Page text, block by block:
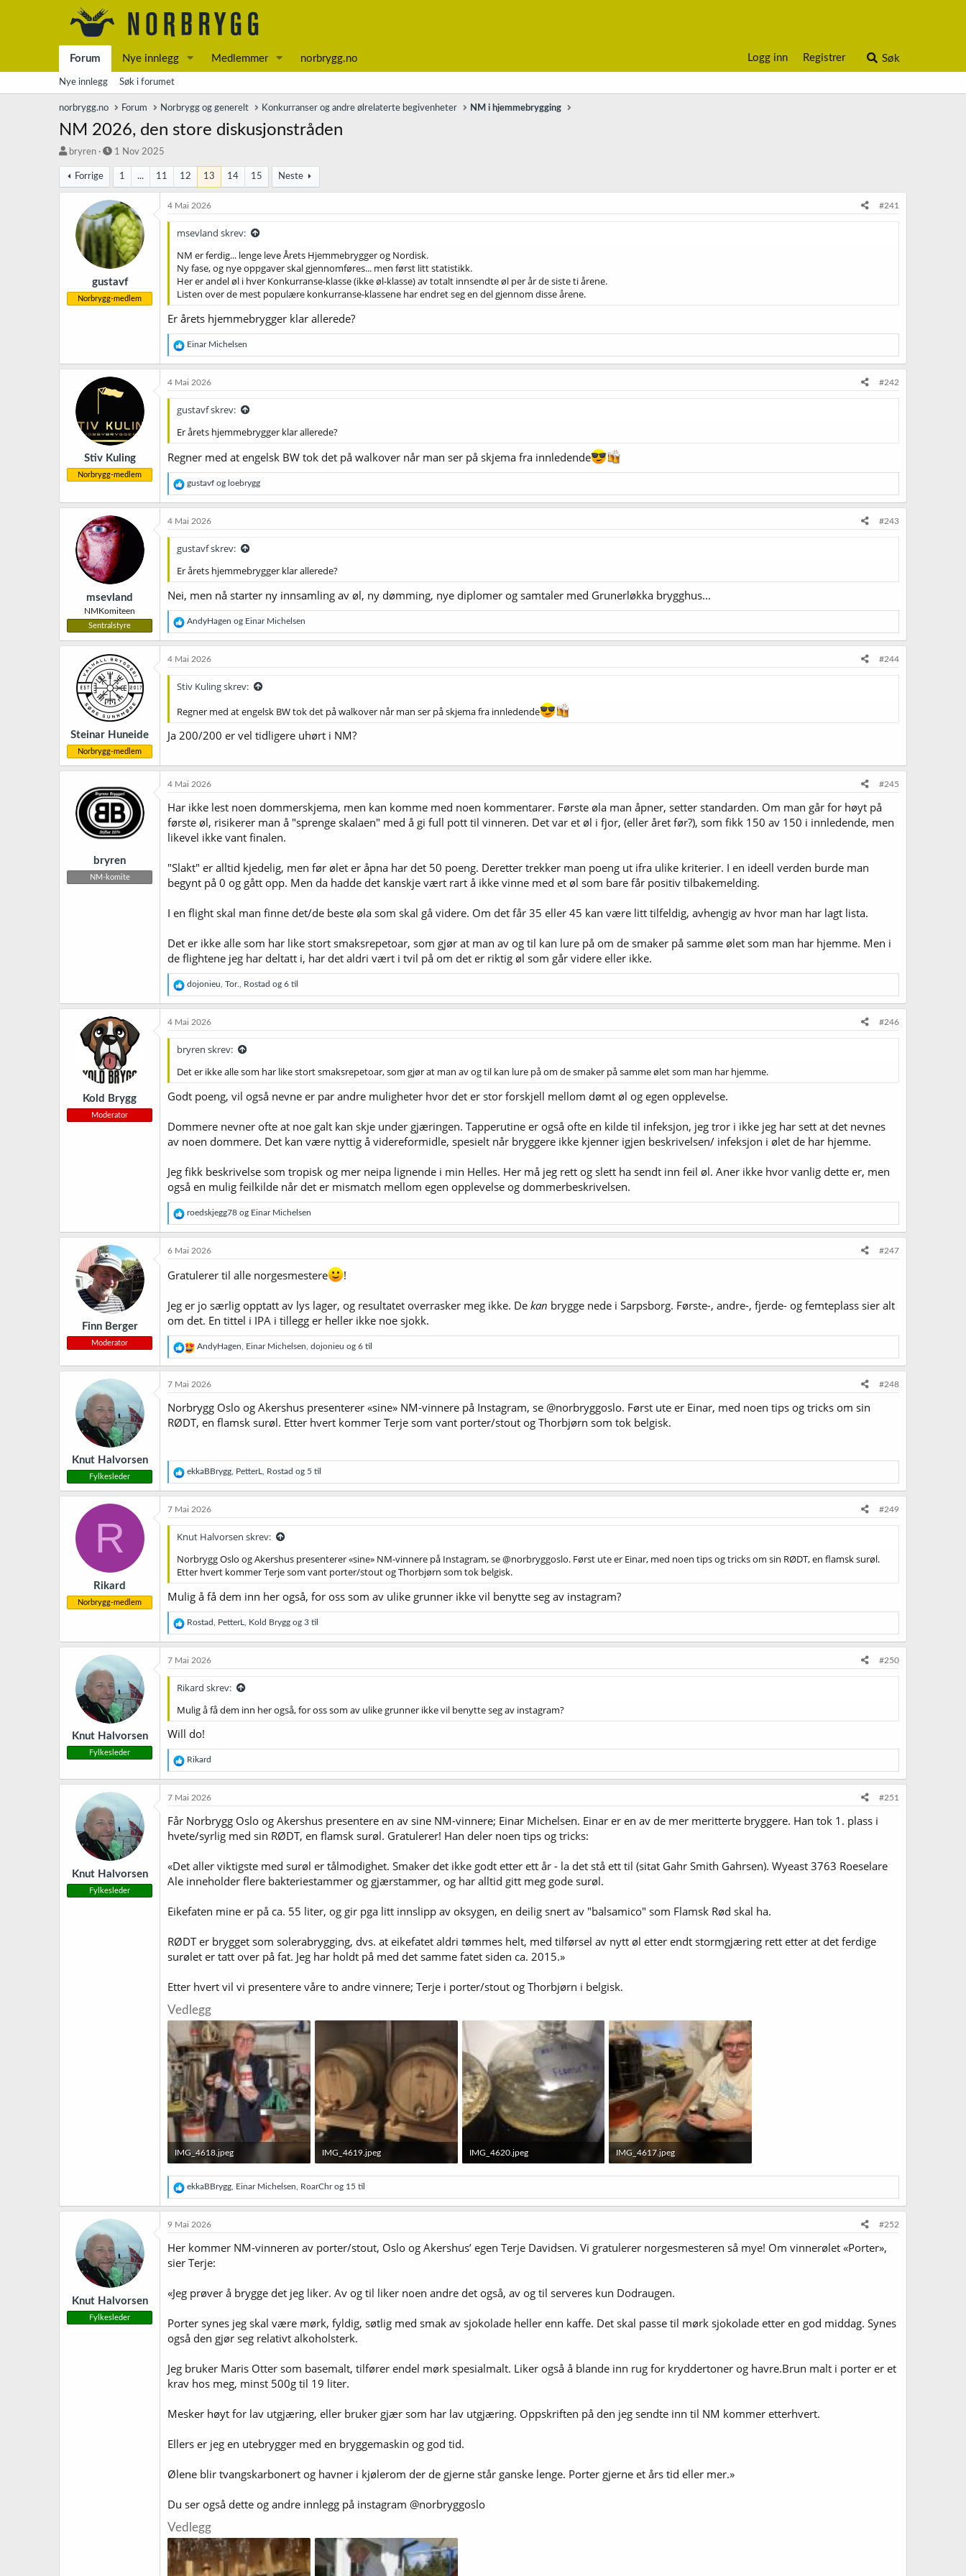
Forum Nye innlegg Medlemmer norbrygg.no Logg inn Registrer Søk
Nye innlegg Søk i forumet
norbrygg.no Forum Norbrygg og generelt Konkurranser og andre ølrelaterte begivenheter NM i hjemmebrygging
NM 2026, den store diskusjonstråden
T
å
d
bryren
S
r
t
d
a
t
o
1 Nov 2025
Forrige 1 ... 11 12 13 14 15 Neste
gustavf
Norbrygg-medlem
4 Mai 2026 #241
msevland skrev:
NM er ferdig... lenge leve Årets Hjemmebrygger og Nordisk.
Ny fase, og nye oppgaver skal gjennomføres... men først litt statistikk.
Her er andel øl i hver Konkurranse-klasse (ikke øl-klasse) av totalt innsendte øl per år de siste ti årene.
Listen over de mest populære konkurranse-klassene har endret seg en del gjennom disse årene.
Er årets hjemmebrygger klar allerede?
R
e
a
k
j
o
e
:
Einar Michelsen
Stiv Kuling
Norbrygg-medlem
4 Mai 2026 #242
gustavf skrev:
Er årets hjemmebrygger klar allerede?
Regner med at engelsk BW tok det på walkover når man ser på skjema fra innledende
R
e
a
k
j
o
e
gustavf og loebrygg
msevland
NMKomiteen
Sentralstyre
4 Mai 2026 #243
gustavf skrev:
Er årets hjemmebrygger klar allerede?
Nei, men nå starter ny innsamling av øl, ny dømming, nye diplomer og samtaler med Grunerløkka brygghus...
R
e
a
k
j
o
e
:
AndyHagen og Einar Michelsen
Steinar Huneide
Norbrygg-medlem
4 Mai 2026 #244
Stiv Kuling skrev:
Regner med at engelsk BW tok det på walkover når man ser på skjema fra innledende
Ja 200/200 er vel tidligere uhørt i NM?
bryren
NM-komite
4 Mai 2026 #245
Har ikke lest noen dommerskjema, men kan komme med noen kommentarer. Første øla man åpner, setter standarden. Om man går for høyt på
første øl, risikerer man å "sprenge skalaen" med å gi full pott til vinneren. Det var et øl i fjor, (eller året før?), som fikk 150 av 150 i innledende, men
likevel ikke vant finalen.
"Slakt" er alltid kjedelig, men før ølet er åpna har det 50 poeng. Deretter trekker man poeng ut ifra ulike kriterier. I en ideell verden burde man
begynt på 0 og gått opp. Men da hadde det kanskje vært rart å ikke vinne med et øl som bare får positiv tilbakemelding.
I en flight skal man finne det/de beste øla som skal gå videre. Om det får 35 eller 45 kan være litt tilfeldig, avhengig av hvor man har lagt lista.
Det er ikke alle som har like stort smaksrepetoar, som gjør at man av og til kan lure på om de smaker på samme ølet som man har hjemme. Men i
de flightene jeg har deltatt i, har det aldri vært i tvil på om det er riktig øl som går videre eller ikke.
R
e
a
k
j
o
e
:
dojonieu Tor. Rostad og 6 til
Kold Brygg
Moderator
4 Mai 2026 #246
bryren skrev:
Det er ikke alle som har like stort smaksrepetoar, som gjør at man av og til kan lure på om de smaker på samme ølet som man har hjemme.
Godt poeng, vil også nevne er par andre muligheter hvor det er stor forskjell mellom dømt øl og egen opplevelse.
Dommere nevner ofte at noe galt kan skje under gjæringen. Tapperutine er også ofte en kilde til infeksjon, jeg tror i ikke jeg har sett at det nevnes
av noen dommere. Det kan være nyttig å videreformidle, spesielt når bryggere ikke kjenner igjen beskrivelsen/ infeksjon i ølet de har hjemme.
Jeg fikk beskrivelse som tropisk og mer neipa lignende i min Helles. Her må jeg rett og slett ha sendt inn feil øl. Aner ikke hvor vanlig dette er, men
også en mulig feilkilde når det er mismatch mellom egen opplevelse og dommerbeskrivelsen.
R
e
a
k
o
e
:
roedskjegg78 og Einar Michelsen
Finn Berger
Moderator
6 Mai 2026 #247
Gratulerer til alle norgesmestere !
Jeg er jo særlig opptatt av lys lager, og resultatet overrasker meg ikke. De kan brygge nede i Sarpsborg. Første-, andre-, fjerde- og femteplass sier alt
om det. En tittel i IPA i tillegg er heller ikke noe sjokk.
R
e
a
k
o
n
:
AndyHagen Einar Michelsen dojonieu og 6 til
Knut Halvorsen
Fylkesleder
7 Mai 2026 #248
Norbrygg Oslo og Akershus presenterer «sine» NM-vinnere på Instagram, se @norbryggoslo. Først ute er Einar, med noen tips og tricks om sin
RØDT, en flamsk surøl. Etter hvert kommer Terje som vant porter/stout og Thorbjørn som tok belgisk.
R
e
a
k
j
o
e
r
ekkaBBrygg PetterL Rostad og 5 til
R
Rikard
Norbrygg-medlem
7 Mai 2026 #249
Knut Halvorsen skrev:
Norbrygg Oslo og Akershus presenterer «sine» NM-vinnere på Instagram, se @norbryggoslo. Først ute er Einar, med noen tips og tricks om sin RØDT, en flamsk surøl.
Etter hvert kommer Terje som vant porter/stout og Thorbjørn som tok belgisk.
Mulig å få dem inn her også, for oss som av ulike grunner ikke vil benytte seg av instagram?
R
e
a
k
j
o
e
Rostad PetterL Kold Brygg og 3 til
Knut Halvorsen
Fylkesleder
7 Mai 2026 #250
Rikard skrev:
Mulig å få dem inn her også, for oss som av ulike grunner ikke vil benytte seg av instagram?
Will do!
R
e
a
k
j
o
n
r
Rikard
Knut Halvorsen
Fylkesleder
7 Mai 2026 #251
Får Norbrygg Oslo og Akershus presentere en av sine NM-vinnere; Einar Michelsen. Einar er en av de mer meritterte bryggere. Han tok 1. plass i
hvete/syrlig med sin RØDT, en flamsk surøl. Gratulerer! Han deler noen tips og tricks:
«Det aller viktigste med surøl er tålmodighet. Smaker det ikke godt etter ett år - la det stå ett til (sitat Gahr Smith Gahrsen). Wyeast 3763 Roeselare
Ale inneholder flere bakteriestammer og gjærstammer, og har alltid gitt meg gode surøl.
Eikefaten mine er på ca. 55 liter, og gir pga litt innslipp av oksygen, en deilig snert av "balsamico" som Flamsk Rød skal ha.
RØDT er brygget som solerabrygging, dvs. at eikefatet aldri tømmes helt, med tilførsel av nytt øl etter endt stormgjæring rett etter at det ferdige
surølet er tatt over på fat. Jeg har holdt på med det samme fatet siden ca. 2015.»
Etter hvert vil vi presentere våre to andre vinnere; Terje i porter/stout og Thorbjørn i belgisk.
Vedlegg
IMG_4618.jpeg
322,7 KB · Sett: 40
IMG_4619.jpeg
278,4 KB · Sett: 40
IMG_4620.jpeg
198,4 KB · Sett: 39
IMG_4617.jpeg
308,5 KB · Sett: 40
R
e
a
k
n
:
ekkaBBrygg Einar Michelsen RoarChrog 15 til
Knut Halvorsen
Fylkesleder
9 Mai 2026 #252
Her kommer NM-vinneren av porter/stout, Oslo og Akershus’ egen Terje Davidsen. Vi gratulerer norgesmesteren så mye! Om vinnerølet «Porter»,
sier Terje:
«Jeg prøver å brygge det jeg liker. Av og til liker noen andre det også, av og til serveres kun Dodraugen.
Porter synes jeg skal være mørk, fyldig, søtlig med smak av sjokolade heller enn kaffe. Det skal passe til mørk sjokolade etter en god middag. Synes
også den gjør seg relativt alkoholsterk.
Jeg bruker Maris Otter som basemalt, tilfører endel mørk spesialmalt. Liker også å blande inn rug for kryddertoner og havre.Brun malt i porter er et
krav hos meg, minst 500g til 19 liter.
Mesker høyt for lav utgjæring, eller bruker gjær som har lav utgjæring. Oppskriften på den jeg sendte inn til NM kommer etterhvert.
Ellers er jeg en utebrygger med en bryggemaskin og god tid.
Ølene blir tvangskarbonert og havner i kjølerom der de gjerne står ganske lenge. Porter gjerne et års tid eller mer.»
Du ser også dette og andre innlegg på instagram @norbryggoslo
Vedlegg